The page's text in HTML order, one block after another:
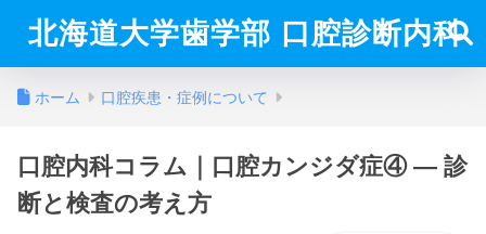
北海道大学歯学部 口腔診断内科
ホーム 口腔疾患・症例について
口腔内科コラム｜口腔カンジダ症④ ― 診
断と検査の考え方